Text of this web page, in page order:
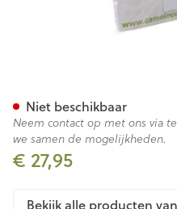
€ 27,95
Niet beschikbaar
Neem contact op met ons via
we samen de mogelijkheden.
Bekijk alle producten